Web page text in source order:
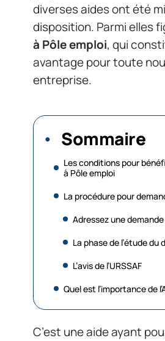
diverses aides ont été
disposition. Parmi elles
à Pôle emploi, qui
avantage pour toute
entreprise.
Sommaire
Les conditions pour
à Pôle emploi
La procédure pour
Adressez une demande
La phase de l’étude du
L’avis de l’URSSAF
Quel est l’importance de
C’est une aide ayant